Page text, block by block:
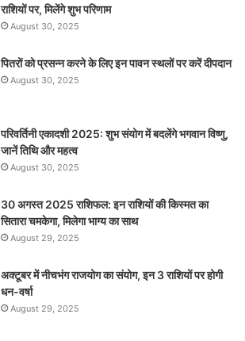
राशियों पर, मिलेंगे शुभ परिणाम
August 30, 2025
पितरों को प्रसन्न करने के लिए इन पावन स्थलों पर करें दीपदान
August 30, 2025
परिवर्तिनी एकादशी 2025: शुभ संयोग में बदलेंगे भगवान विष्णु,
जानें तिथि और महत्व
August 30, 2025
30 अगस्त 2025 राशिफल: इन राशियों की किस्मत का
सितारा चमकेगा, मिलेगा भाग्य का साथ
August 29, 2025
अक्टूबर में नीचभंग राजयोग का संयोग, इन 3 राशियों पर होगी
धन-वर्षा
August 29, 2025